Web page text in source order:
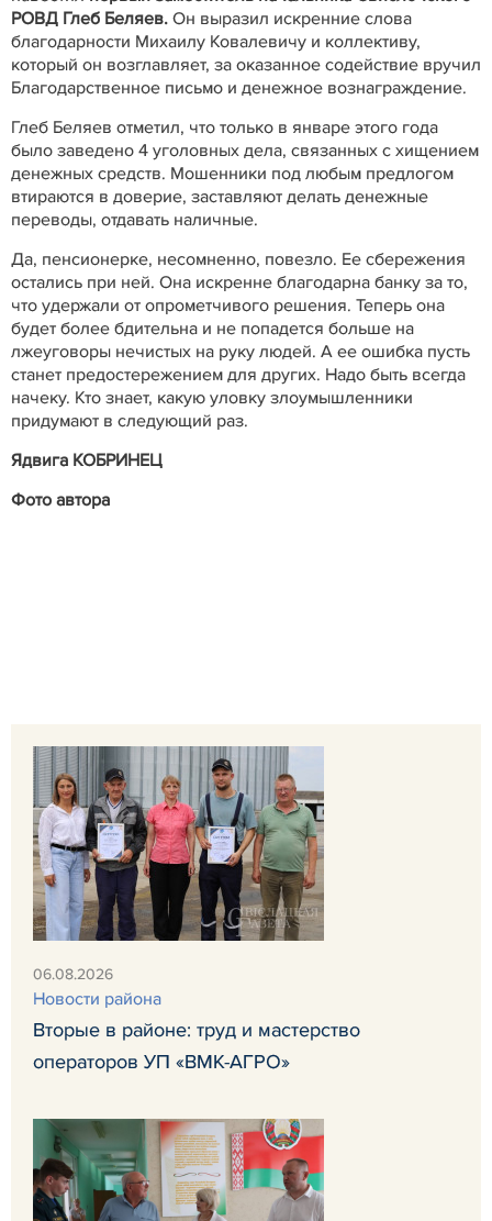
РОВД Глеб Беляев. Он выразил искренние слова
благодарности Михаилу Ковалевичу и коллективу,
который он возглавляет, за оказанное содействие вручил
Благодарственное письмо и денежное вознаграждение.
Глеб Беляев отметил, что только в январе этого года
было заведено 4 уголовных дела, связанных с хищением
денежных средств. Мошенники под любым предлогом
втираются в доверие, заставляют делать денежные
переводы, отдавать наличные.
Да, пенсионерке, несомненно, повезло. Ее сбережения
остались при ней. Она искренне благодарна банку за то,
что удержали от опрометчивого решения. Теперь она
будет более бдительна и не попадется больше на
лжеуговоры нечистых на руку людей. А ее ошибка пусть
станет предостережением для других. Надо быть всегда
начеку. Кто знает, какую уловку злоумышленники
придумают в следующий раз.
Ядвига КОБРИНЕЦ
Фото автора
06.08.2026
Новости района
Вторые в районе: труд и мастерство
операторов УП «ВМК-АГРО»